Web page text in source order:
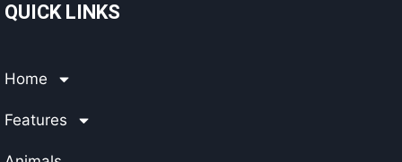
QUICK LINKS
Home
Features